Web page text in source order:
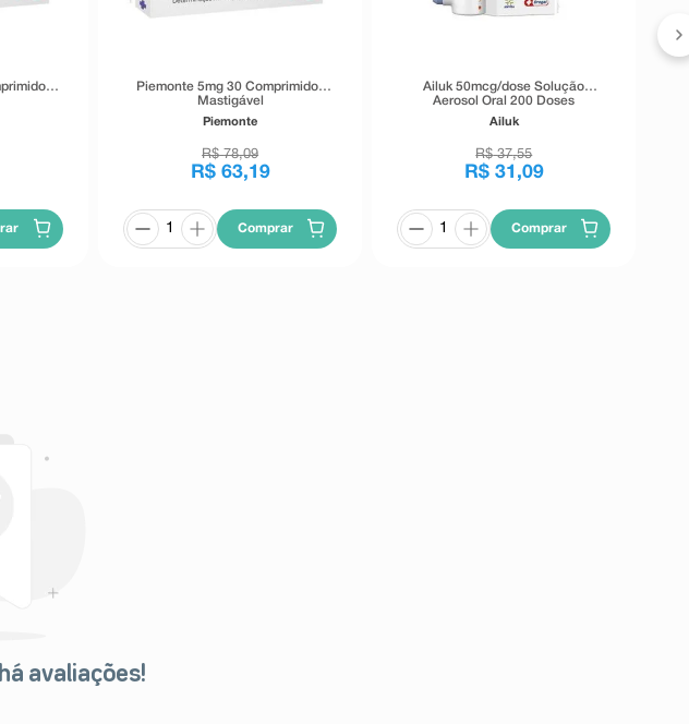
Piemonte 5mg 30 Comprimidos
Mastigável
Piemonte
R$ 78,09
R$ 63,19
Comprar
Ailuk 50mcg/dose Solução
Aerosol Oral 200 Doses
Ailuk
R$ 37,55
R$ 31 ,09
Comprar
avaliações!